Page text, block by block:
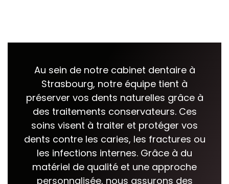
Les conseils
Cas cliniques
Accès
Au sein de notre cabinet dentaire à
Strasbourg, notre équipe tient à
préserver vos dents naturelles grâce à
des traitements conservateurs. Ces
soins visent à traiter et protéger vos
dents contre les caries, les fractures ou
les infections internes. Grâce à du
matériel de qualité et une approche
personnalisée, nous assurons des